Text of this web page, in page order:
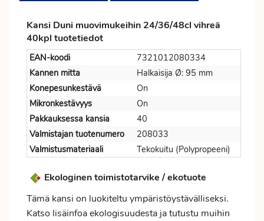
Kansi Duni muovimukeihin 24/36/48cl vihreä
40kpl tuotetiedot
EAN-koodi
7321012080334
Kannen mitta
Halkaisija Ø: 95 mm
Konepesunkestävä
On
Mikronkestävyys
On
Pakkauksessa kansia
40
Valmistajan tuotenumero
208033
Valmistusmateriaali
Tekokuitu (Polypropeeni)
Ekologinen toimistotarvike / ekotuote
Tämä kansi on luokiteltu ympäristöystävälliseksi.
Katso lisäinfoa ekologisuudesta ja tutustu muihin